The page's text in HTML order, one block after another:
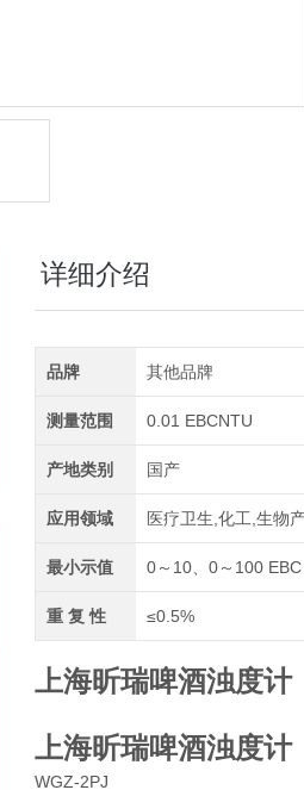
详细介绍
品牌 其他品牌
测量范围 0.01 EBCNTU
产地类别 国产
应用领域 医疗卫生,化工,生物
最小示值 0～10、0～100 EBC
重 复 性 ≤0.5%
上海昕瑞啤酒浊度计
上海昕瑞啤酒浊度计
WGZ-2PJ